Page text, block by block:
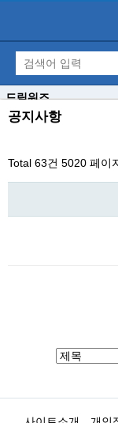
드림워즈
공지사항
Total 63건 5020 페이